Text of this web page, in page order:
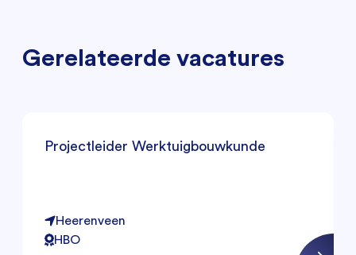
Gerelateerde vacatures
Projectleider Werktuigbouwkunde
Heerenveen
HBO